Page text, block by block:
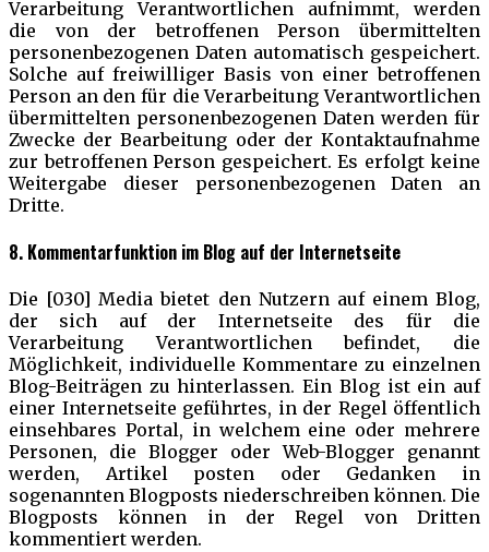
Verarbeitung Verantwortlichen aufnimmt, werden
die von der betroffenen Person übermittelten
personenbezogenen Daten automatisch gespeichert.
Solche auf freiwilliger Basis von einer betroffenen
Person an den für die Verarbeitung Verantwortlichen
übermittelten personenbezogenen Daten werden für
Zwecke der Bearbeitung oder der Kontaktaufnahme
zur betroffenen Person gespeichert. Es erfolgt keine
Weitergabe dieser personenbezogenen Daten an
Dritte.
8. Kommentarfunktion im Blog auf der Internetseite
Die [030] Media bietet den Nutzern auf einem Blog,
der sich auf der Internetseite des für die
Verarbeitung Verantwortlichen befindet, die
Möglichkeit, individuelle Kommentare zu einzelnen
Blog-Beiträgen zu hinterlassen. Ein Blog ist ein auf
einer Internetseite geführtes, in der Regel öffentlich
einsehbares Portal, in welchem eine oder mehrere
Personen, die Blogger oder Web-Blogger genannt
werden, Artikel posten oder Gedanken in
sogenannten Blogposts niederschreiben können. Die
Blogposts können in der Regel von Dritten
kommentiert werden.